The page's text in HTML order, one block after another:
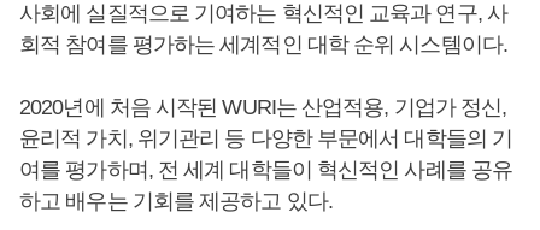
사회에 실질적으로 기여하는 혁신적인 교육과 연구, 사
회적 참여를 평가하는 세계적인 대학 순위 시스템이다.
2020년에 처음 시작된 WURI는 산업적용, 기업가 정신,
윤리적 가치, 위기관리 등 다양한 부문에서 대학들의 기
여를 평가하며, 전 세계 대학들이 혁신적인 사례를 공유
하고 배우는 기회를 제공하고 있다.